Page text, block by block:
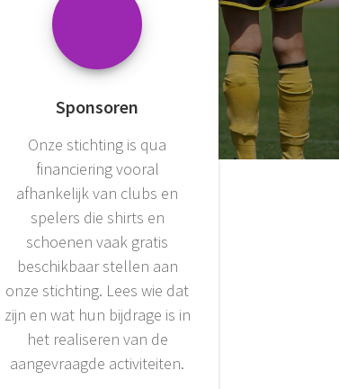
Sponsoren
Onze stichting is qua
financiering vooral
afhankelijk van clubs en
spelers die shirts en
schoenen vaak gratis
beschikbaar stellen aan
onze stichting. Lees wie dat
zijn en wat hun bijdrage is in
het realiseren van de
aangevraagde activiteiten.